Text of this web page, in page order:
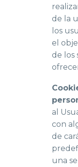
de la
los
el
de los
al
con
de
una